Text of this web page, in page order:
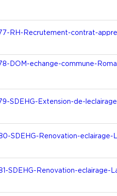
RH-Recrutement-contrat-
DOM-echange-commune-
SDEHG-Extension-de-
SDEHG-Renovation-eclairage-
SDEHG-Renovation-eclairage-